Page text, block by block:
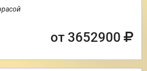
от 3652900